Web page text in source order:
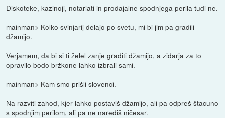
Diskoteke, kazinoji, notariati in prodajalne spodnjega perila tudi ne.
mainman> Kolko svinjarij delajo po svetu, mi bi jim pa gradili
džamijo.
Verjamem, da bi si ti želel zanje graditi džamijo, a zidarja za to
opravilo bodo bržkone lahko izbrali sami.
mainman> Kam smo prišli slovenci.
Na razviti zahod, kjer lahko postaviš džamijo, ali pa odpreš štacuno
s spodnjim perilom, ali pa ne narediš ničesar.